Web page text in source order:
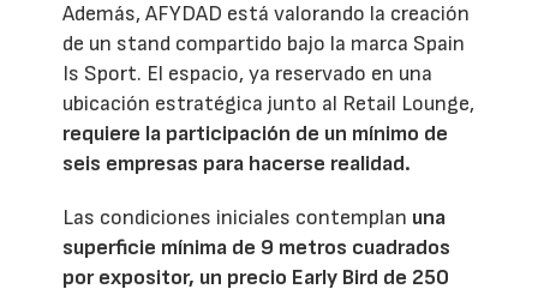
Además, AFYDAD está valorando la creación
de un stand compartido bajo la marca Spain
Is Sport. El espacio, ya reservado en una
ubicación estratégica junto al Retail Lounge,
requiere la participación de un mínimo de
seis empresas para hacerse realidad.
Las condiciones iniciales contemplan una
superficie mínima de 9 metros cuadrados
por expositor, un precio Early Bird de 250